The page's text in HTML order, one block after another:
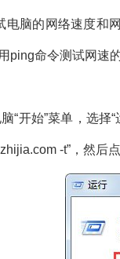
电脑的网络速度和
ping命令测试网速的
始”菜单，选择“
-t”，然后点